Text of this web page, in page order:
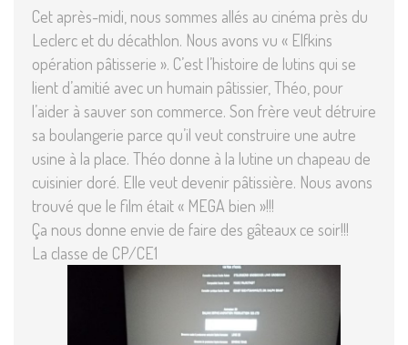
Cet après-midi, nous sommes allés au cinéma près du
Leclerc et du décathlon. Nous avons vu « Elfkins
opération pâtisserie ». C’est l’histoire de lutins qui se
lient d’amitié avec un humain pâtissier, Théo, pour
l’aider à sauver son commerce. Son frère veut détruire
sa boulangerie parce qu’il veut construire une autre
usine à la place. Théo donne à la lutine un chapeau de
cuisinier doré. Elle veut devenir pâtissière. Nous avons
trouvé que le film était « MEGA bien »!!!
Ça nous donne envie de faire des gâteaux ce soir!!!
La classe de CP/CE1